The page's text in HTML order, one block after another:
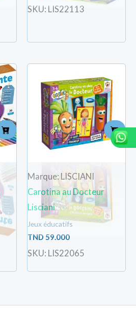
SKU: LIS22113
Marque: LISCIANI
Carotina au Docteur
Lisciani
Jeux éducatifs
TND 59.000
SKU: LIS22065